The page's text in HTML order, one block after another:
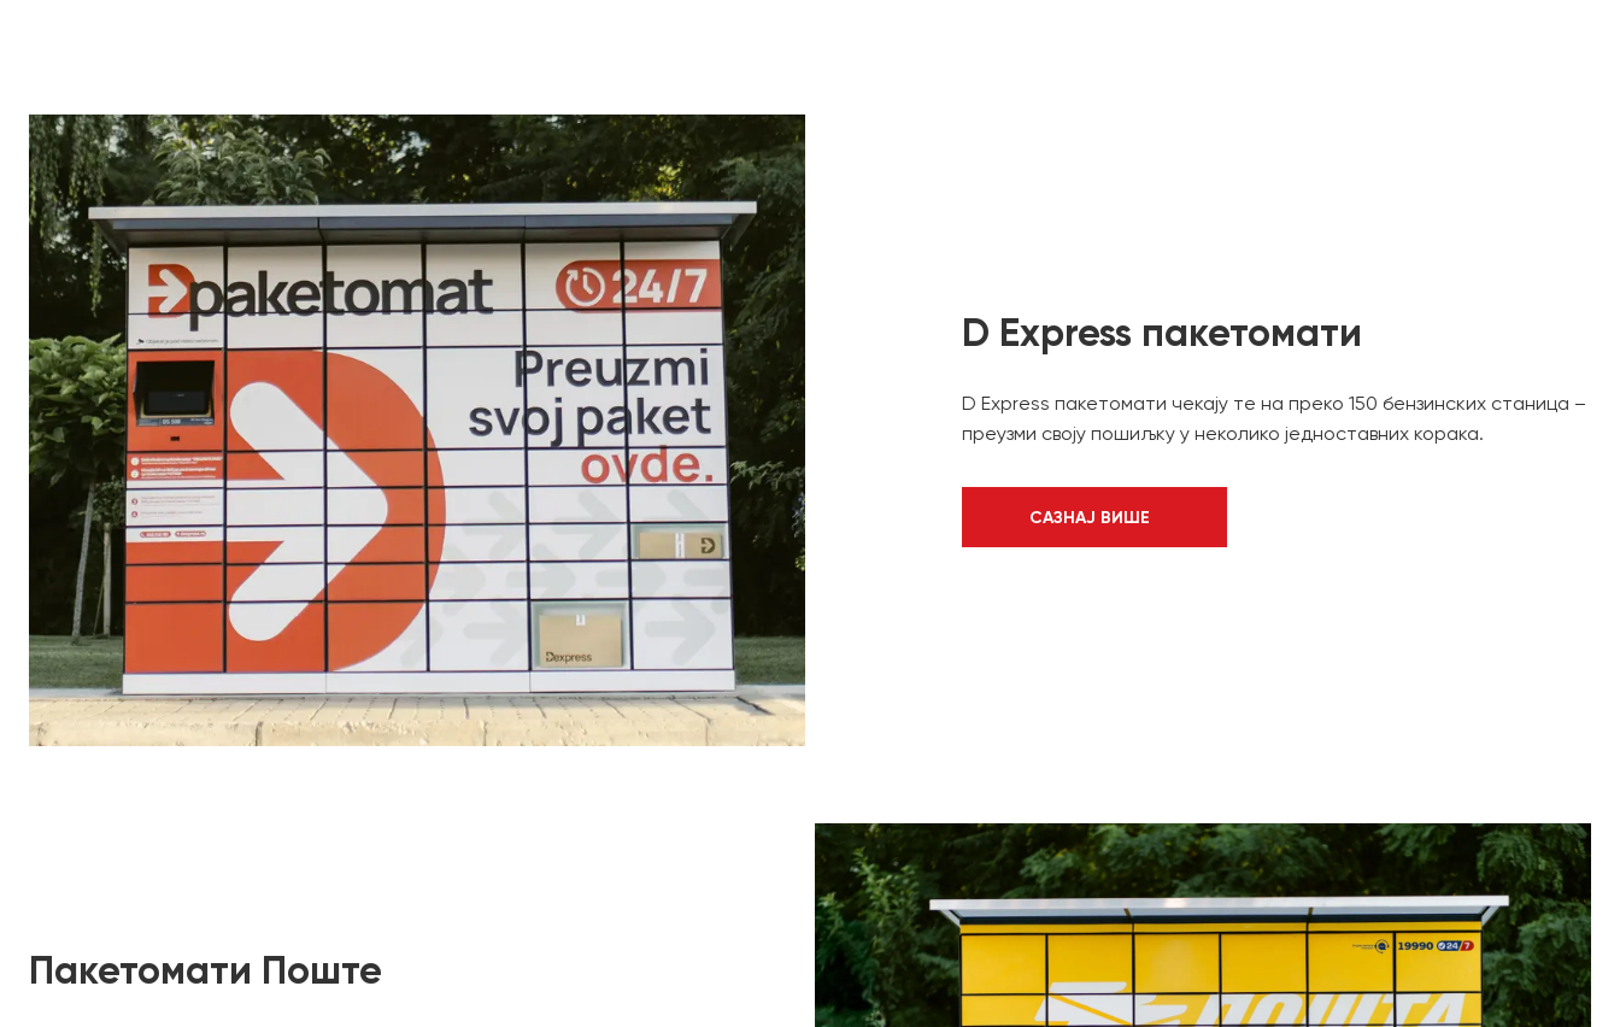
D Express пакетомати
D Express пакетомати чекају те на преко 150 бензинских станица –
преузми своју пошиљку у неколико једноставних корака.
САЗНАЈ ВИШЕ
Пакетомати Поште